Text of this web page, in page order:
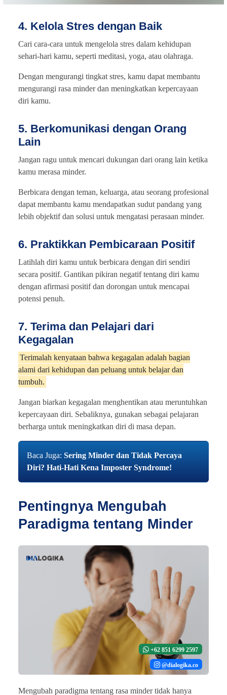
4. Kelola Stres dengan Baik
Cari cara-cara untuk mengelola stres dalam kehidupan
sehari-hari kamu, seperti meditasi, yoga, atau olahraga.
Dengan mengurangi tingkat stres, kamu dapat membantu
mengurangi rasa minder dan meningkatkan kepercayaan
diri kamu.
5. Berkomunikasi dengan Orang
Lain
Jangan ragu untuk mencari dukungan dari orang lain ketika
kamu merasa minder.
Berbicara dengan teman, keluarga, atau seorang profesional
dapat membantu kamu mendapatkan sudut pandang yang
lebih objektif dan solusi untuk mengatasi perasaan minder.
6. Praktikkan Pembicaraan Positif
Latihlah diri kamu untuk berbicara dengan diri sendiri
secara positif. Gantikan pikiran negatif tentang diri kamu
dengan afirmasi positif dan dorongan untuk mencapai
potensi penuh.
7. Terima dan Pelajari dari
Kegagalan
Terimalah kenyataan bahwa kegagalan adalah bagian
alami dari kehidupan dan peluang untuk belajar dan
tumbuh.
Jangan biarkan kegagalan menghentikan atau meruntuhkan
kepercayaan diri. Sebaliknya, gunakan sebagai pelajaran
berharga untuk meningkatkan diri di masa depan.
Baca Juga: Sering Minder dan Tidak Percaya
Diri? Hati-Hati Kena Imposter Syndrome!
Pentingnya Mengubah
Paradigma tentang Minder
+62 851 6299 2597
@dialogika.co
Mengubah paradigma tentang rasa minder tidak hanya